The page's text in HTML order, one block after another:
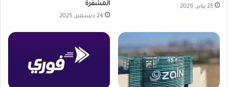
25 يناير، 2026
المشفرة
24 ديسمبر، 2025